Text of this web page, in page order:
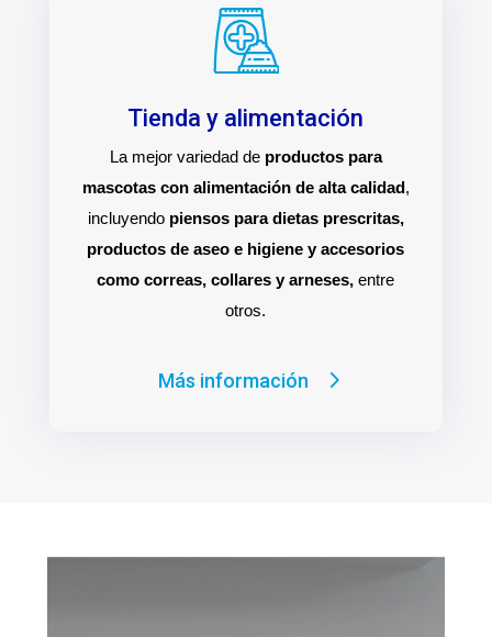
Tienda y alimentación
La mejor variedad de productos para
mascotas con alimentación de alta calidad,
incluyendo piensos para dietas prescritas,
productos de aseo e higiene y accesorios
como correas, collares y arneses, entre
otros.
Más información